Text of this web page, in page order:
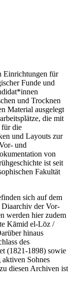
Einrichtungen für
Funde und
und Trocknen
Material ausgelegt
die mit
für die
und Layouts zur
und
von
ist seit
Fakultät
sich auf dem
Diaarchiv der Vor-
werden hier zudem
Kāmid el-Lōz /
hinaus
des
(1821-1898) sowie
Sohnes
diesen Archiven ist